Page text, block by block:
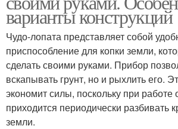
варианты конструкций
Чудо-лопата представляет собой
приспособление для копки земли,
сделать своими руками. Прибор
вскапывать грунт, но и рыхлить его.
экономит силы, поскольку при
приходится периодически разбивать
земли.